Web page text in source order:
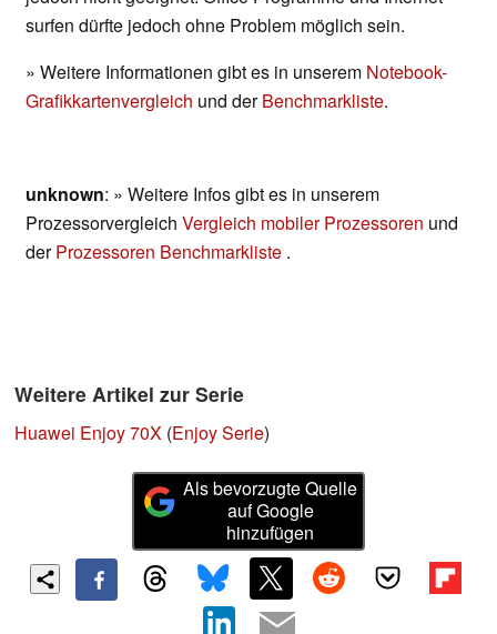
surfen dürfte jedoch ohne Problem möglich sein.
» Weitere Informationen gibt es in unserem Notebook-
Grafikkartenvergleich und derBenchmarkliste.
unknown: » Weitere Infos gibt es in unserem
Prozessorvergleich Vergleich mobiler Prozessoren und
derProzessoren Benchmarkliste .
Weitere Artikel zur Serie
Huawei Enjoy 70X (Enjoy Serie)
Als bevorzugte Quelle
auf Google
hinzufügen